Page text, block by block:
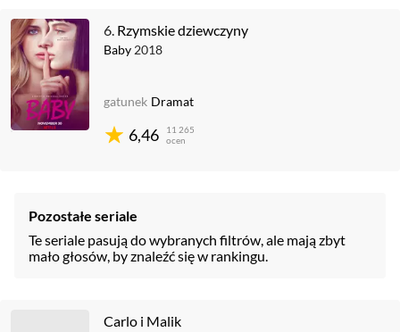
6. Rzymskie dziewczyny
Baby 2018
6,46
11 265
ocen
gatunek Dramat
Pozostałe seriale
Te seriale pasują do wybranych filtrów, ale mają zbyt
mało głosów, by znaleźć się w rankingu.
Carlo i Malik